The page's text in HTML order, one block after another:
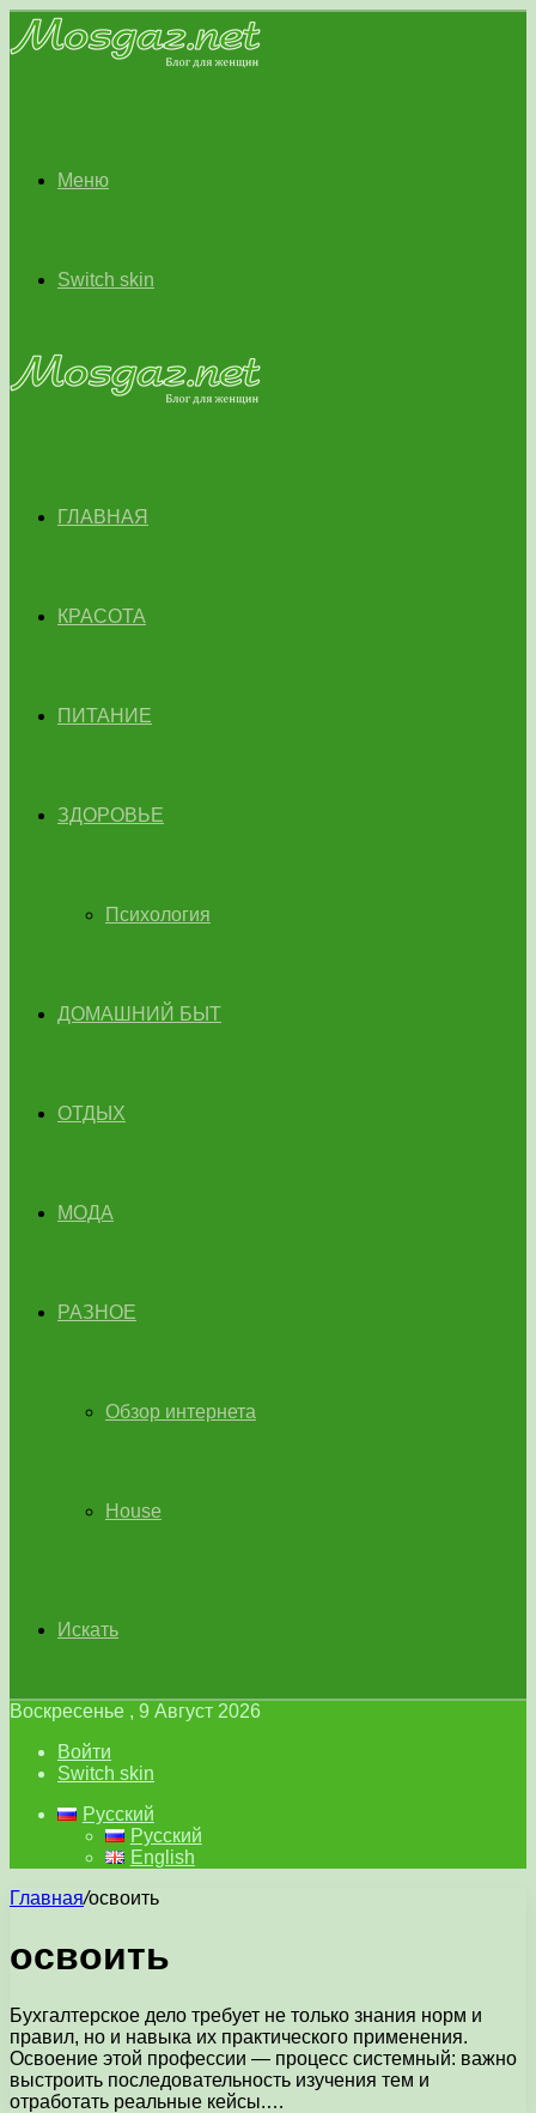
Меню
Switch skin
ГЛАВНАЯ
КРАСОТА
ПИТАНИЕ
ЗДОРОВЬЕ
Психология
ДОМАШНИЙ БЫТ
ОТДЫХ
МОДА
РАЗНОЕ
Обзор интернета
House
Искать
Воскресенье , 9 Август 2026
Войти
Switch skin
Русский
Русский
English
Главная/освоить
освоить
Бухгалтерское дело требует не только знания норм и
правил, но и навыка их практического применения.
Освоение этой профессии — процесс системный: важно
выстроить последовательность изучения тем и
отработать реальные кейсы.…